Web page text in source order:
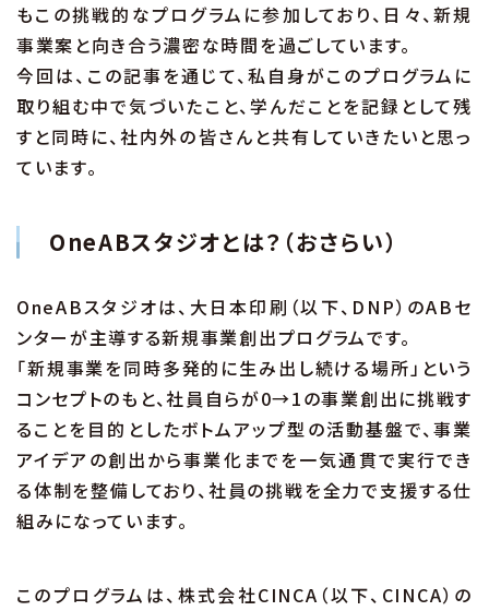
もこの挑戦的なプログラムに参加しており、日々、新規
事業案と向き合う濃密な時間を過ごしています。
今回は、この記事を通じて、私自身がこのプログラムに
取り組む中で気づいたこと、学んだことを記録として残
すと同時に、社内外の皆さんと共有していきたいと思っ
ています。
OneABスタジオとは？（おさらい）
OneABスタジオは、大日本印刷（以下、DNP）のABセ
ンターが主導する新規事業創出プログラムです。
「新規事業を同時多発的に生み出し続ける場所」という
コンセプトのもと、社員自らが0→1の事業創出に挑戦す
ることを目的としたボトムアップ型の活動基盤で、事業
アイデアの創出から事業化までを一気通貫で実行でき
る体制を整備しており、社員の挑戦を全力で支援する仕
組みになっています。
このプログラムは、株式会社CINCA（以下、CINCA）の